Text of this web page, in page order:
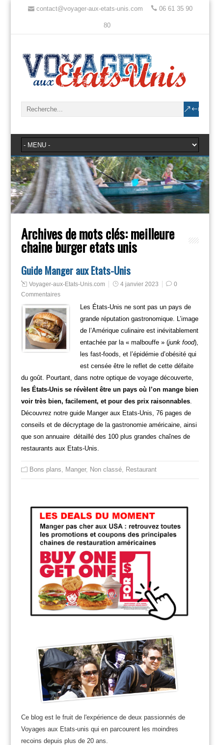
contact@voyager-aux-etats-unis.com 06 61 35 90
80
Archives de mots clés:meilleure
chaine burger etats unis
Guide Manger aux Etats-Unis
Voyager-aux-Etats-Unis.com 4 janvier 2023
0
Commentaires
Les États-Unis ne sont pas un pays de
grande réputation gastronomique. L’image
de l’Amérique culinaire est inévitablement
entachée par la « malbouffe » (junk food),
les fast-foods, et l’épidémie d’obésité qui
est censée être le reflet de cette défaite
du goût. Pourtant, dans notre optique de voyage découverte,
les États-Unis se révèlent être un pays où l’on mange bien
voir très bien, facilement, et pour des prix raisonnables.
Découvrez notre guide Manger aux Etats-Unis, 76 pages de
conseils et de décryptage de la gastronomie américaine, ainsi
que son annuaire détaillé des 100 plus grandes chaînes de
restaurants aux Etats-Unis.
Bons plans Manger, Non classé, Restaurant
Ce blog est le fruit de l'expérience de deux passionnés de
Voyages aux Etats-unis qui en parcourent les moindres
recoins depuis plus de 20 ans.